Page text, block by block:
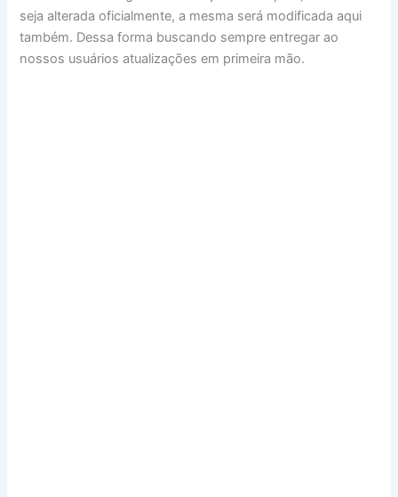
seja alterada oficialmente, a mesma será modificada aqui
também. Dessa forma buscando sempre entregar ao
nossos usuários atualizações em primeira mão.